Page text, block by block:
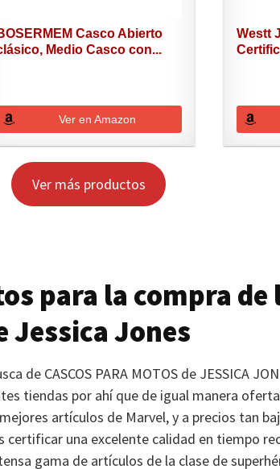
Casco Abierto
Medio Casco con...
Ver en Amazon
Westt
Ver más productos
para la compra
Jessica Jones
de CASCOS PARA MOTOS de JESSICA
tiendas por ahí que de igual manera
artículos de Marvel, y a precios tan
una excelente calidad en tiempo
gama de artículos de la clase de